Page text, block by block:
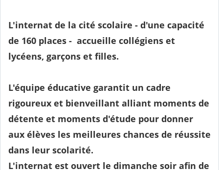
L'internat de la cité scolaire - d'une capacité
de 160 places - accueille collégiens et
lycéens, garçons et filles.
L'équipe éducative garantit un cadre
rigoureux et bienveillant alliant moments de
détente et moments d'étude pour donner
aux élèves les meilleures chances de réussite
dans leur scolarité.
L'internat est ouvert le dimanche soir afin de